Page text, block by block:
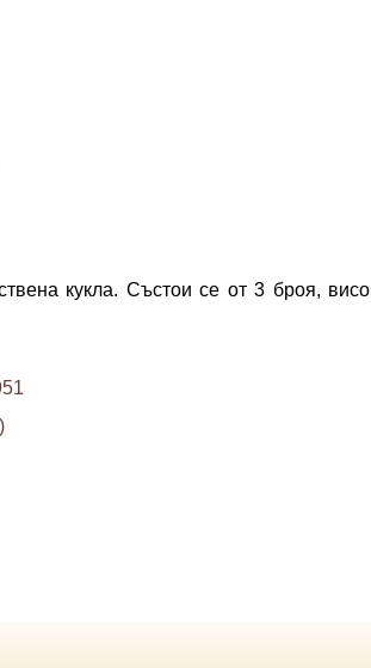
кукла. Състои се от 3 броя,